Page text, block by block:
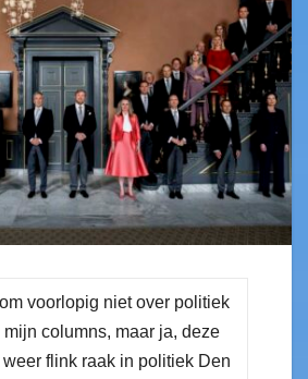
voorlopig niet over politiek
columns, maar ja, deze
flink raak in politiek Den